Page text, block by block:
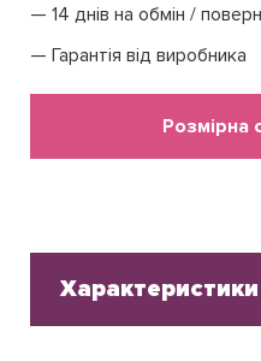
14 днів на обмін /
Гарантія від виробника
Розмірна
Характеристики